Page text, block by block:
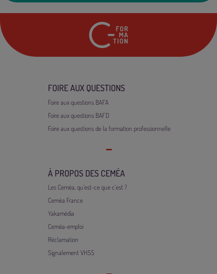
FOIRE AUX QUESTIONS
Foire aux questions BAFA
Foire aux questions BAFD
Foire aux questions de la formation professionnelle
À PROPOS DES CEMÉA
Les Ceméa, qu’est-ce que c’est ?
Ceméa France
Yakamédia
Ceméa-emploi
Réclamation
Signalement VHSS